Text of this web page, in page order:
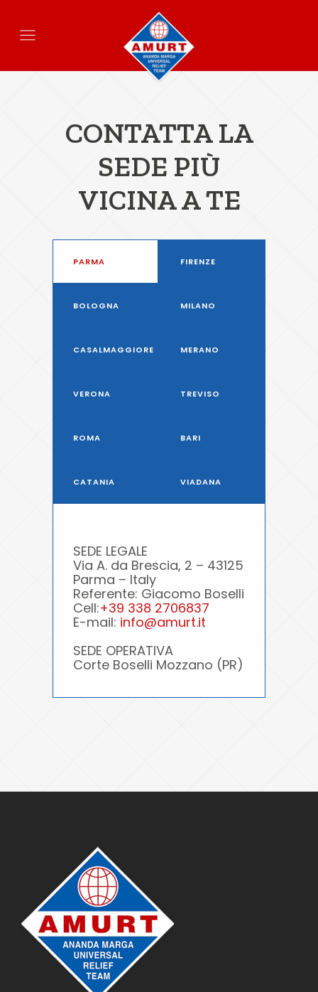
CONTATTA LA
SEDE PIÙ
VICINA A TE
PARMA FIRENZE
BOLOGNA MILANO
CASALMAGGIORE MERANO
VERONA TREVISO
ROMA BARI
CATANIA VIADANA
SEDE LEGALE
Via A. da Brescia, 2 – 43125
Parma – Italy
Referente: Giacomo Boselli
Cell:+39 338 2706837
E-mail: info@amurt.it
SEDE OPERATIVA
Corte Boselli Mozzano (PR)